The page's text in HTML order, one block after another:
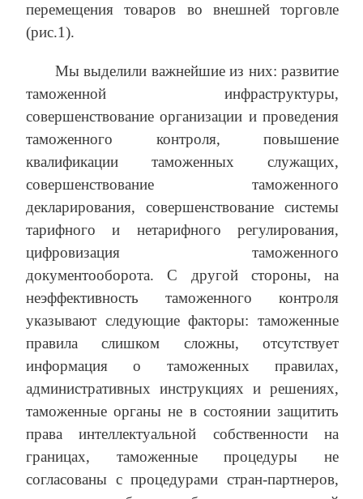
перемещения товаров во внешней торговле
(рис.1).
Мы выделили важнейшие из них: развитие
таможенной инфраструктуры,
совершенствование организации и проведения
таможенного контроля, повышение
квалификации таможенных служащих,
совершенствование таможенного
декларирования, совершенствование системы
тарифного и нетарифного регулирования,
цифровизация таможенного
документооборота. С другой стороны, на
неэффективность таможенного контроля
указывают следующие факторы: таможенные
правила слишком сложны, отсутствует
информация о таможенных правилах,
административных инструкциях и решениях,
таможенные органы не в состоянии защитить
права интеллектуальной собственности на
границах, таможенные процедуры не
согласованы с процедурами стран-партнеров,